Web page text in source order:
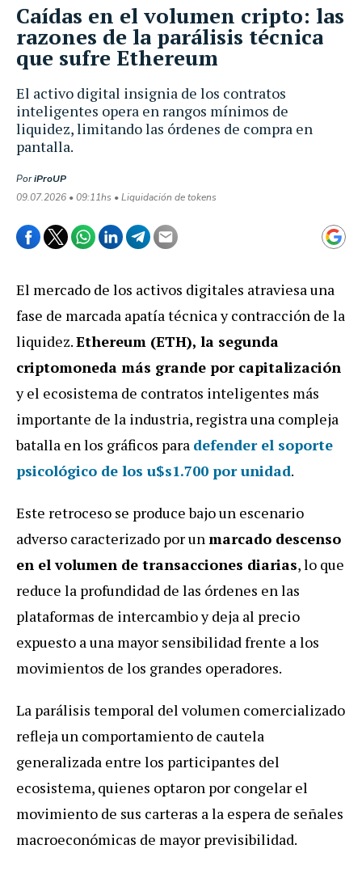
El activo digital insignia de los contratos
inteligentes opera en rangos mínimos de
liquidez, limitando las órdenes de compra en
pantalla.
PoriProUP
09.07.2026 • 09:11hs • Liquidación de tokens
Caídas en el volumen cripto: las
razones de la parálisis técnica
que sufre Ethereum
El mercado de los activos digitales atraviesa una
fase de marcada apatía técnica y contracción de la
liquidez.Ethereum (ETH), la segunda
criptomoneda más grande por capitalización
y el ecosistema de contratos inteligentes más
importante de la industria, registra una compleja
batalla en los gráficos para defender el soporte
psicológico de los u$s1.700 por unidad.
Este retroceso se produce bajo un escenario
adverso caracterizado por unmarcado descenso
en el volumen de transacciones diarias, lo que
reduce la profundidad de las órdenes en las
plataformas de intercambio y deja al precio
expuesto a una mayor sensibilidad frente a los
movimientos de los grandes operadores.
La parálisis temporal del volumen comercializado
refleja un comportamiento de cautela
generalizada entre los participantes del
ecosistema, quienes optaron por congelar el
movimiento de sus carteras a la espera de señales
macroeconómicas de mayor previsibilidad.